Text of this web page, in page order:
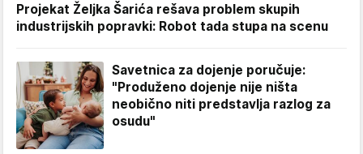
Projekat Željka Šarića rešava problem skupih
industrijskih popravki: Robot tada stupa na scenu
Savetnica za dojenje poručuje:
"Produženo dojenje nije ništa
neobično niti predstavlja razlog za
osudu"